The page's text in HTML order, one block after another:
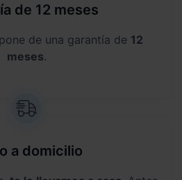
de 12 meses
de una garantía de 12
meses.
a domicilio